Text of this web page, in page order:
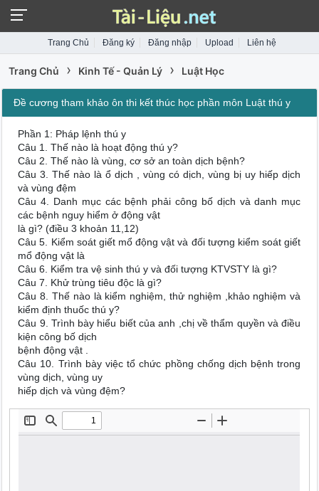
Trang Chủ Đăng ký Đăng nhập Upload Liên hệ
Trang Chủ › Kinh Tế - Quản Lý › Luật Học
Đề cương tham khảo ôn thi kết thúc học phần môn Luật thú y
Phần 1: Pháp lệnh thú y
Câu 1. Thế nào là hoạt động thú y?
Câu 2. Thế nào là vùng, cơ sở an toàn dịch bệnh?
Câu 3. Thế nào là ổ dịch , vùng có dịch, vùng bị uy hiếp dịch
và vùng đệm
Câu 4. Danh mục các bệnh phải công bố dịch và danh mục
các bệnh nguy hiểm ở động vật
là gì? (điều 3 khoản 11,12)
Câu 5. Kiểm soát giết mổ động vật và đối tượng kiểm soát giết
mổ động vật là
Câu 6. Kiểm tra vệ sinh thú y và đối tượng KTVSTY là gì?
Câu 7. Khử trùng tiêu độc là gì?
Câu 8. Thế nào là kiểm nghiệm, thử nghiệm ,khảo nghiệm và
kiểm định thuốc thú y?
Câu 9. Trình bày hiểu biết của anh ,chị về thẩm quyền và điều
kiện công bố dịch
bệnh động vật .
Câu 10. Trình bày việc tổ chức phồng chống dịch bệnh trong
vùng dịch, vùng uy
hiếp dịch và vùng đệm?